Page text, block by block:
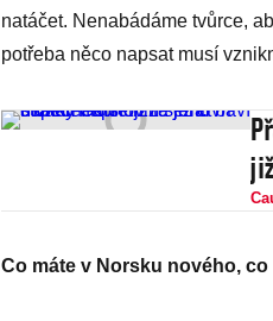
natáčet. Nenabádáme tvůrce,
potřeba něco napsat musí
Co máte v Norsku nového,